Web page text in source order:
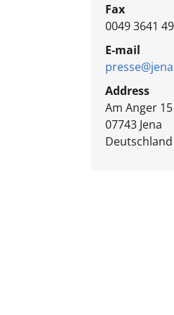
Fax
0049 3641
E-mail
Address
Am Anger 15
07743 Jena
Deutschland